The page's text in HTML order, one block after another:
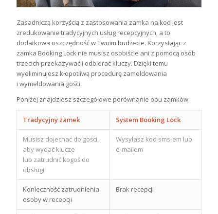
Zasadniczą korzyścią z zastosowania zamka na kod jest
zredukowanie tradycyjnych usług recepcyjnych, a to
dodatkowa oszczędność w Twoim budżecie. Korzystając z
zamka Booking Lock nie musisz osobiście ani z pomocą osób
trzecich przekazywać i odbierać kluczy. Dzięki temu
wyeliminujesz kłopotliwą procedurę zameldowania
i wymeldowania gości.
Poniżej znajdziesz szczegółowe porównanie obu zamków:
Tradycyjny zamek System Booking Lock
Musisz dojechać do gości,
aby wydać klucze
lub zatrudnić kogoś do
obsługi
Wysyłasz kod sms-em lub
e-mailem
Konieczność zatrudnienia
osoby w recepcji
Brak recepcji